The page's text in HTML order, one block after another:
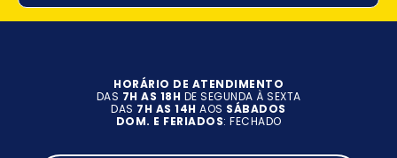
HORÁRIO DE ATENDIMENTO
DAS 7H AS 18H DE SEGUNDA À SEXTA
DAS 7H AS 14H AOS SÁBADOS
DOM. E FERIADOS: FECHADO